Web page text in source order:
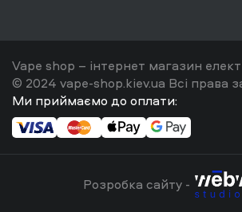
Vape shop – інтернет магазин
© 2024 vape-shop.kiev.ua Всі права
Ми приймаємо до оплати:
Розробка сайту -